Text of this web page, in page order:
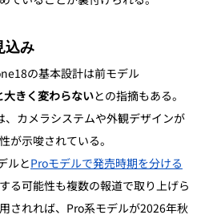
込み
の基本設計は前モデル
大きく変わらないとの指摘もある。
カメラシステムや外観デザインが
が示唆されている。
ルとProモデルで発売時期を分ける
る可能性も複数の報道で取り上げら
されれば、Pro系モデルが2026年秋